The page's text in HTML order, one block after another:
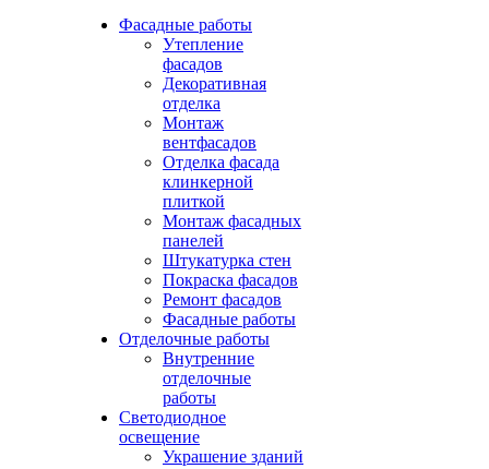
Фасадные работы
Утепление
фасадов
Декоративная
отделка
Монтаж
вентфасадов
Отделка фасада
клинкерной
плиткой
Монтаж фасадных
панелей
Штукатурка стен
Покраска фасадов
Ремонт фасадов
Фасадные работы
Отделочные работы
Внутренние
отделочные
работы
Светодиодное
освещение
Украшение зданий